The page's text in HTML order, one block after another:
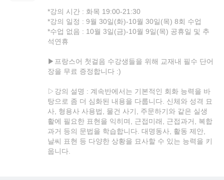
*강의 시간 : 화목 19:00-21:30
*강의 일정 : 9월 30일(화)-10월 30일(목) 8회 수업
*수업 없음 : 10월 3일(금)-10월 9일(목) 공휴일 및 추
석연휴
▶프랑스어 첫걸음 수강생들을 위해 교재내 필수 단어
장을 무료 증정합니다 :)
▷강의 설명 : 계속반에서는 기본적인 회화 능력을 바
탕으로 좀 더 심화된 내용을 다룹니다. 신체와 성격 묘
사, 형용사 사용법, 물건 사기, 주문하기와 같은 실생
활에 필요한 표현을 익히며, 근접미래, 근접과거, 복합
과거 등의 문법을 학습합니다. 대명동사, 활동 제안,
날씨 표현 등 다양한 상황을 묘사할 수 있는 능력을 키
웁니다.